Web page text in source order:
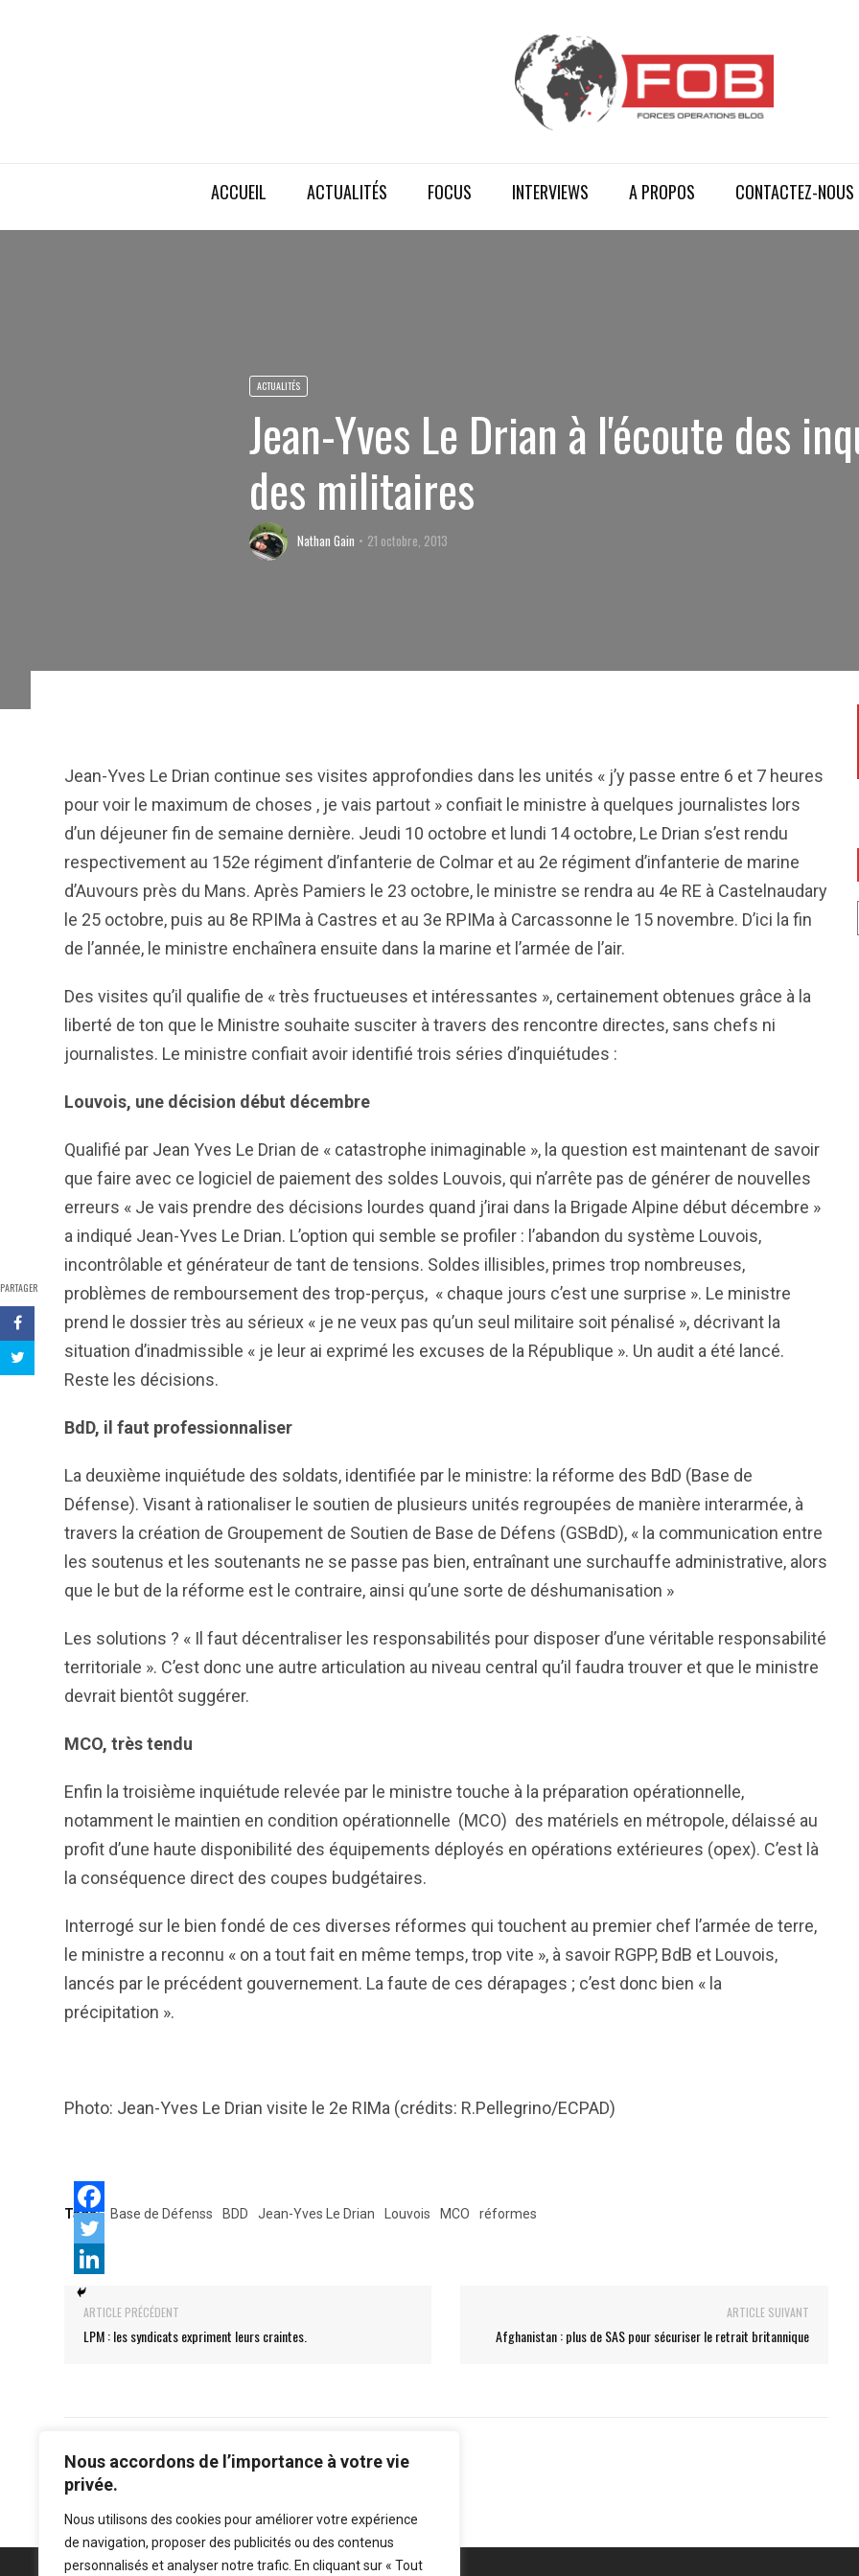
Nous accordons de l’importance à votre vie
privée.
Nous utilisons des cookies pour améliorer votre expérience
de navigation, proposer des publicités ou des contenus
personnalisés et analyser notre trafic. En cliquant sur « Tout
ACCUEIL ACTUALITÉS FOCUS INTERVIEWS A PROPOS CONTACTEZ-NOUS
ACTUALITÉS
Jean-Yves Le Drian à l'écoute des
des militaires
Nathan Gain 21 octobre, 2013
PARTAGER
Jean-Yves Le Drian continue ses visites approfondies dans les unités « j’y passe entre 6 et 7 heures
pour voir le maximum de choses , je vais partout » confiait le ministre à quelques journalistes lors
d’un déjeuner fin de semaine dernière. Jeudi 10 octobre et lundi 14 octobre, Le Drian s’est rendu
respectivement au 152e régiment d’infanterie de Colmar et au 2e régiment d’infanterie de marine
d’Auvours près du Mans. Après Pamiers le 23 octobre, le ministre se rendra au 4e RE à Castelnaudary
le 25 octobre, puis au 8e RPIMa à Castres et au 3e RPIMa à Carcassonne le 15 novembre. D’ici la fin
de l’année, le ministre enchaînera ensuite dans la marine et l’armée de l’air.
Des visites qu’il qualifie de « très fructueuses et intéressantes », certainement obtenues grâce à la
liberté de ton que le Ministre souhaite susciter à travers des rencontre directes, sans chefs ni
journalistes. Le ministre confiait avoir identifié trois séries d’inquiétudes :
Louvois, une décision début décembre
Qualifié par Jean Yves Le Drian de « catastrophe inimaginable », la question est maintenant de savoir
que faire avec ce logiciel de paiement des soldes Louvois, qui n’arrête pas de générer de nouvelles
erreurs « Je vais prendre des décisions lourdes quand j’irai dans la Brigade Alpine début décembre »
a indiqué Jean-Yves Le Drian. L’option qui semble se profiler : l’abandon du système Louvois,
incontrôlable et générateur de tant de tensions. Soldes illisibles, primes trop nombreuses,
problèmes de remboursement des trop-perçus, « chaque jours c’est une surprise ». Le ministre
prend le dossier très au sérieux « je ne veux pas qu’un seul militaire soit pénalisé », décrivant la
situation d’inadmissible « je leur ai exprimé les excuses de la République ». Un audit a été lancé.
Reste les décisions.
BdD, il faut professionnaliser
La deuxième inquiétude des soldats, identifiée par le ministre: la réforme des BdD (Base de
Défense). Visant à rationaliser le soutien de plusieurs unités regroupées de manière interarmée, à
travers la création de Groupement de Soutien de Base de Défens (GSBdD), « la communication entre
les soutenus et les soutenants ne se passe pas bien, entraînant une surchauffe administrative, alors
que le but de la réforme est le contraire, ainsi qu’une sorte de déshumanisation »
Les solutions ? « Il faut décentraliser les responsabilités pour disposer d’une véritable responsabilité
territoriale ». C’est donc une autre articulation au niveau central qu’il faudra trouver et que le ministre
devrait bientôt suggérer.
MCO, très tendu
Enfin la troisième inquiétude relevée par le ministre touche à la préparation opérationnelle,
notamment le maintien en condition opérationnelle (MCO) des matériels en métropole, délaissé au
profit d’une haute disponibilité des équipements déployés en opérations extérieures (opex). C’est là
la conséquence direct des coupes budgétaires.
Interrogé sur le bien fondé de ces diverses réformes qui touchent au premier chef l’armée de terre,
le ministre a reconnu « on a tout fait en même temps, trop vite », à savoir RGPP, BdB et Louvois,
lancés par le précédent gouvernement. La faute de ces dérapages ; c’est donc bien « la
précipitation ».
Photo: Jean-Yves Le Drian visite le 2e RIMa (crédits: R.Pellegrino/ECPAD)
Tags: Base de Défenss BDD Jean-Yves Le Drian Louvois MCO réformes
ARTICLE PRÉCÉDENT
LPM : les syndicats expriment leurs craintes.
ARTICLE SUIVANT
Afghanistan : plus de SAS pour sécuriser le retrait britannique